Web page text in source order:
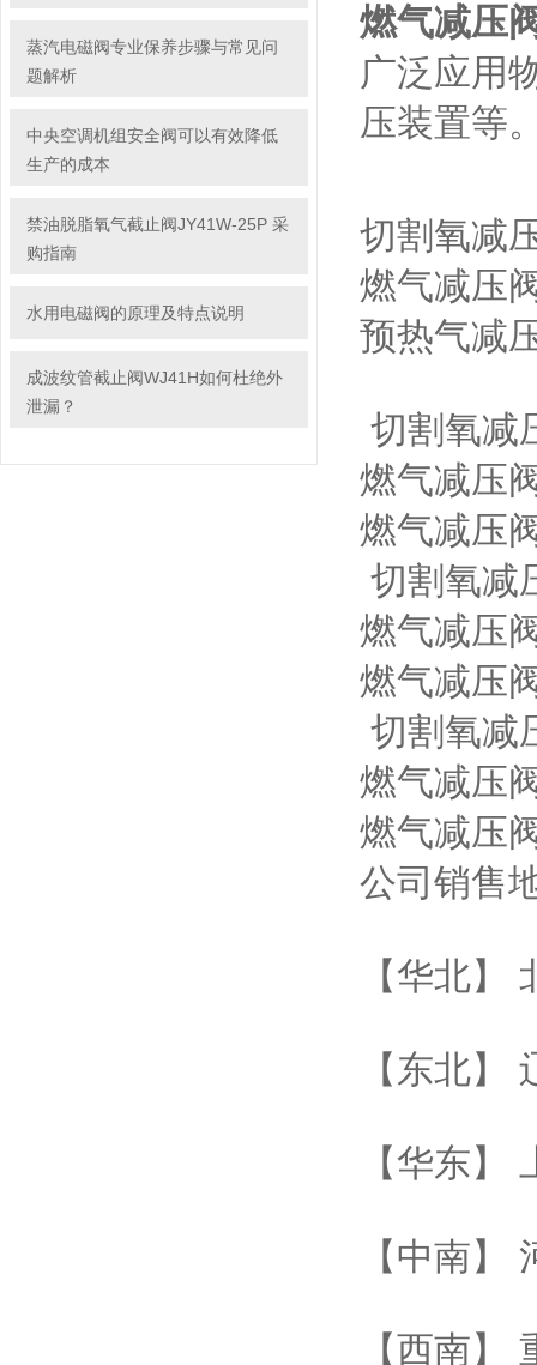
蒸汽电磁阀专业保养步骤与常见问
题解析
中央空调机组安全阀可以有效降低
生产的成本
禁油脱脂氧气截止阀JY41W-25P 采
购指南
水用电磁阀的原理及特点说明
成波纹管截止阀WJ41H如何杜绝外
泄漏？
燃气减压
广泛应用
压装置等
切割氧减
燃气减压
预热气减
切割氧减
燃气减压
燃气减压
切割氧减
燃气减压
燃气减压
切割氧减
燃气减压
燃气减压
公司销售
【华北】
【东北】
【华东
【中南
【西南】